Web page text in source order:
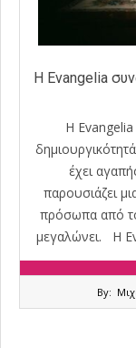
H Evangelia
Η Evangelia
έχει
παρουσιάζει
πρόσωπα από
μεγαλώνει. Η
By: